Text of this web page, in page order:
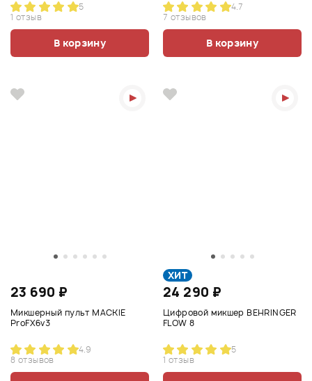
5
1 отзыв
В корзину
4.7
7 отзывов
В корзину
23 690 ₽
Микшерный пульт MACKIE
ProFX6v3
4.9
8 отзывов
ХИТ
24 290 ₽
Цифровой микшер BEHRINGER
FLOW 8
5
1 отзыв